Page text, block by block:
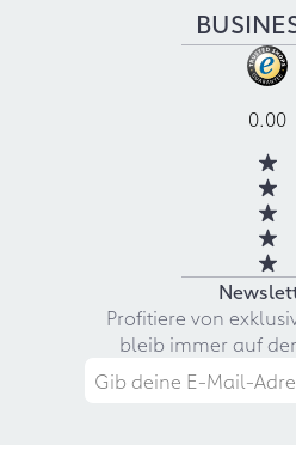
0.00
Profitiere von
bleib immer auf